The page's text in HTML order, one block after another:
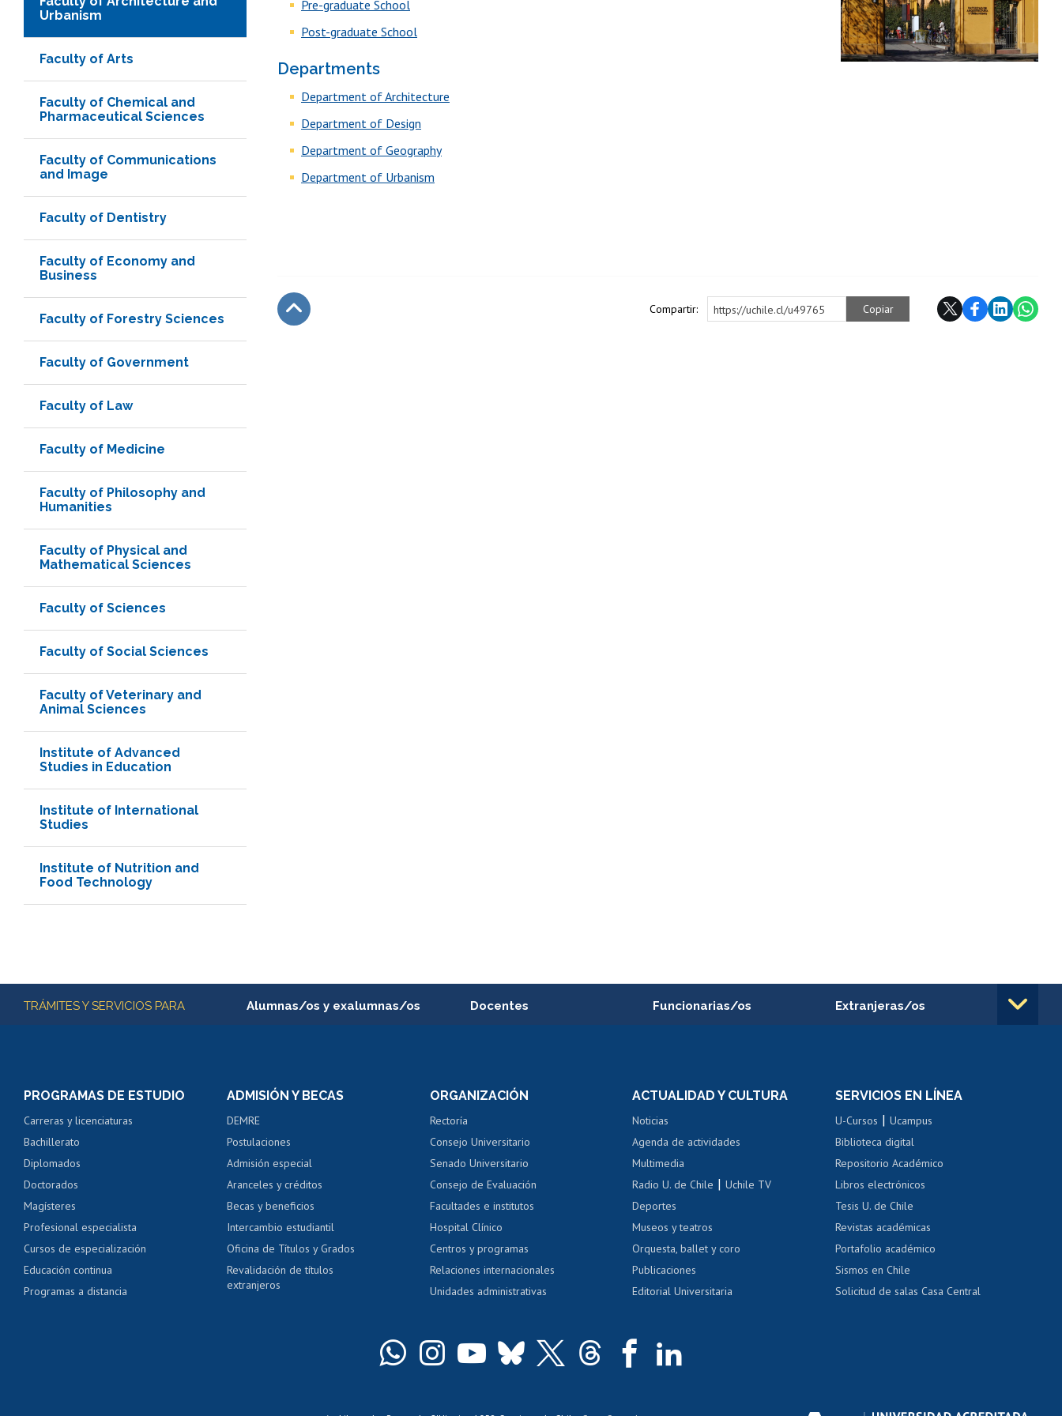
Urbanism
Faculty of Arts
Faculty of Chemical and
Pharmaceutical Sciences
Faculty of Communications
and Image
Faculty of Dentistry
Faculty of Economy and
Business
Faculty of Forestry Sciences
Faculty of Government
Faculty of Law
Faculty of Medicine
Faculty of Philosophy and
Humanities
Faculty of Physical and
Mathematical Sciences
Faculty of Sciences
Faculty of Social Sciences
Faculty of Veterinary and
Animal Sciences
Institute of Advanced
Studies in Education
Institute of International
Studies
Institute of Nutrition and
Food Technology
Pre-graduate School
Post-graduate School
Departments
Department of Architecture
Department of Design
Department of Geography
Department of Urbanism
Compartir: https://uchile.cl/u49765 Copiar
Más información
TRÁMITES Y SERVICIOS PARA Alumnas/os y exalumnas/os
Servicio médico y dental
Pago de arancel y crédito alumnos
Pago de arancel y crédito exalumnos
Certificado de títulos y grados
Docentes
Perfeccionamiento
Evaluación docente
Calificación académica
Postulación al AUCAI
Funcionarias/os
Portal de movilidad interna
Certificado de renta
Certificado de renta
Extranjeras/os
Cursos de español
Mi Uchile Ayuda tecnológica Tarjeta TUI Acoso laboral, sexual y violencia Denuncias administrativas
PROGRAMAS DE ESTUDIO
Carreras y licenciaturas
Bachillerato
Diplomados
Doctorados
Magísteres
Profesional especialista
Cursos de especialización
Educación continua
Programas a distancia
ADMISIÓN Y BECAS
DEMRE
Postulaciones
Admisión especial
Aranceles y créditos
Becas y beneficios
Intercambio estudiantil
Oficina de Títulos y Grados
Revalidación de títulos
extranjeros
ORGANIZACIÓN
Rectoría
Consejo Universitario
Senado Universitario
Consejo de Evaluación
Facultades e institutos
Hospital Clínico
Centros y programas
Relaciones internacionales
Unidades administrativas
ACTUALIDAD Y CULTURA
Noticias
Agenda de actividades
Multimedia
Radio U. de Chile |Uchile TV
Deportes
Museos y teatros
Orquesta, ballet y coro
Publicaciones
Editorial Universitaria
SERVICIOS EN LÍNEA
U-Cursos |Ucampus
Biblioteca digital
Repositorio Académico
Libros electrónicos
Tesis U. de Chile
Revistas académicas
Portafolio académico
Sismos en Chile
Solicitud de salas Casa Central